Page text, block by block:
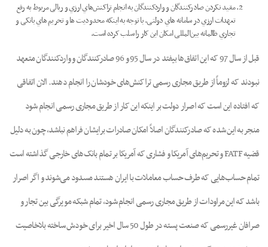
مقید نکردن صادرکنندگان و واردکنندگان به انجام تراکنش‌هاي ارزي و ریالی مربوط به رفع
تعهدات ارزي در سامانه هاي دولتی. با توجه به اینکه محدودیت ها و تحریم هاي بانکی و
تجاري ظالمانه بین‌المللی امکان این کار را سلب کرده است.
قبل از سال 97 که این اتفاق‌ها بیفتد در سال 95 و 96 صادرکنندگان و واردکنندگان متعهد
نبودند که لزوماً از طریق مجاری رسمی تراکنش‌های خودشان را انجام دهند. الان اتفاقی
که افتاده این است که اصرار دولت بر اینکه این کار از طریق مجاری رسمی انجام شود
منجر به این شده که صادرکنندگان اصلاً امکان صادرات برایشان فراهم نباشد، چون به دلیل
قضیه FATF و تحریم‌های آمریکا و فشاری که آمریکا بر تمام بانک‌های خارجی گذاشته است
تمام حساب‌هایی که طرف حساب معاملات با ایران هستند مسدود می‌شوند و اگر اصرار
باشد که این مراودات از طریق مجاری رسمی انجام شود، تمام شبکه مویرگی بین تجار و
صرافان غیررسمی که صنعت پسته در طول 50 سال اخیر برای خودش ساخته بلاخاصیت